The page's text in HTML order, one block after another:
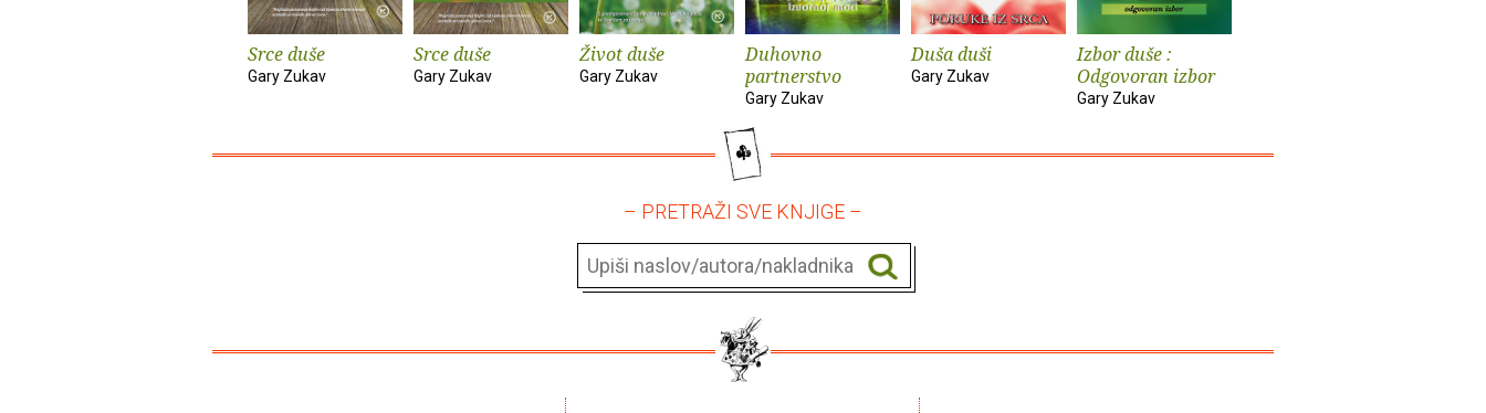
Srce duše
Gary Zukav
Srce duše
Gary Zukav
Život duše
Gary Zukav
Duhovno
partnerstvo
Gary Zukav
Duša duši
Gary Zukav
Izbor duše :
Odgovoran izbor
Gary Zukav
– PRETRAŽI SVE KNJIGE –